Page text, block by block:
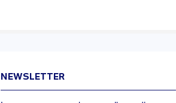
NEWSLETTER